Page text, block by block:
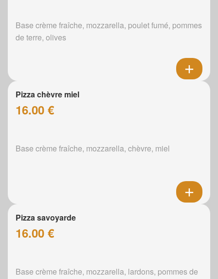
Base crème fraîche, mozzarella, poulet fumé, pommes
de terre, olives
Pizza chèvre miel
16.00 €
Base crème fraîche, mozzarella, chèvre, miel
Pizza savoyarde
16.00 €
Base crème fraîche, mozzarella, lardons, pommes de